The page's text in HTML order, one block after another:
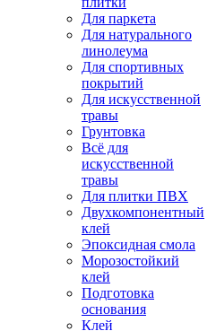
Для паркета
Для натурального
линолеума
Для спортивных
покрытий
Для искусственной
травы
Грунтовка
Всё для
искусственной
травы
Для плитки ПВХ
Двухкомпонентный
клей
Эпоксидная смола
Морозостойкий
клей
Подготовка
основания
Клей